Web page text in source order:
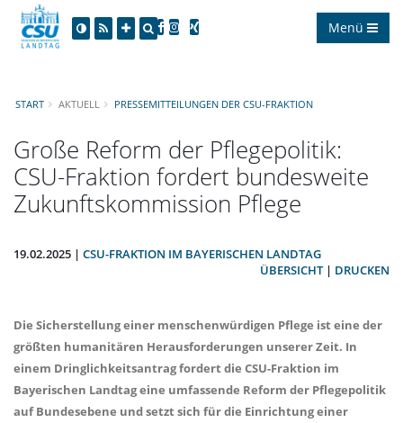
Menü
START AKTUELL PRESSEMITTEILUNGEN DER CSU-FRAKTION
Große Reform der Pflegepolitik:
CSU-Fraktion fordert bundesweite
Zukunftskommission Pflege
19.02.2025 | CSU-FRAKTION IM BAYERISCHEN LANDTAG
ÜBERSICHT| DRUCKEN
Die Sicherstellung einer menschenwürdigen Pflege ist eine der
größten humanitären Herausforderungen unserer Zeit. In
einem Dringlichkeitsantrag fordert die CSU-Fraktion im
Bayerischen Landtag eine umfassende Reform der Pflegepolitik
auf Bundesebene und setzt sich für die Einrichtung einer